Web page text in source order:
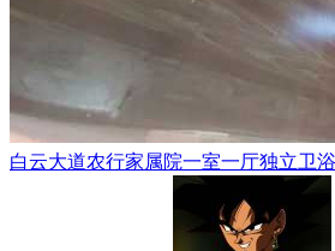
白云大道农行家属院一室一厅独立卫